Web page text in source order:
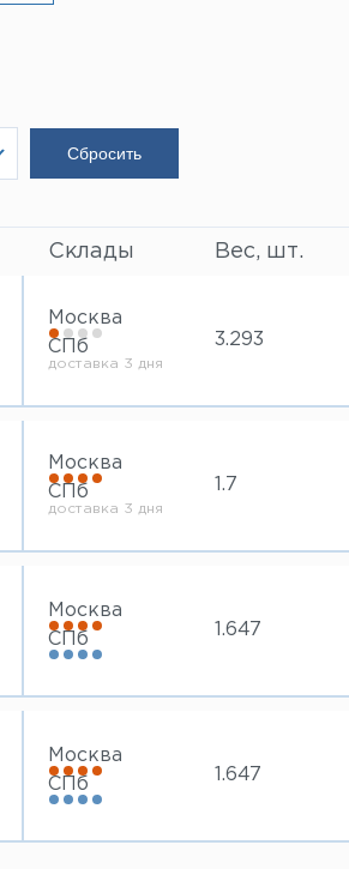
Склады Вес, шт.
Москва
СПб
доставка 3 дня
3.293
Москва
СПб
доставка 3 дня
1.7
Москва
СПб
1.647
Москва
СПб
1.647